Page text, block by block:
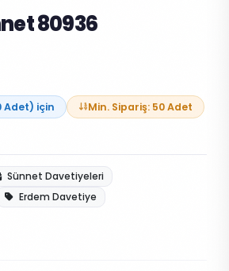
80936
Adet) için
Min. Sipariş: 50 Adet
Sünnet Davetiyeleri
Erdem Davetiye